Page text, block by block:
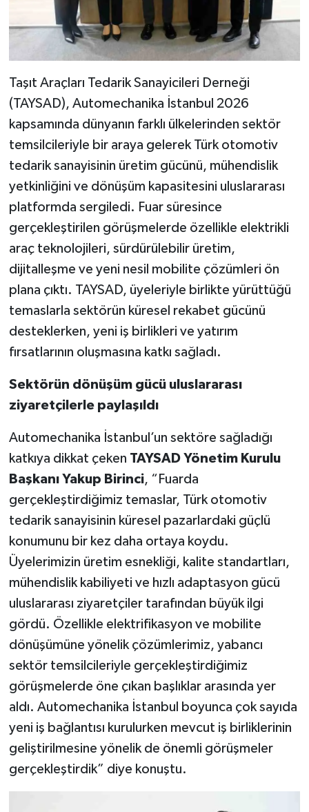
Taşıt Araçları Tedarik Sanayicileri Derneği
(TAYSAD), Automechanika İstanbul 2026
kapsamında dünyanın farklı ülkelerinden sektör
temsilcileriyle bir araya gelerek Türk otomotiv
tedarik sanayisinin üretim gücünü, mühendislik
yetkinliğini ve dönüşüm kapasitesini uluslararası
platformda sergiledi. Fuar süresince
gerçekleştirilen görüşmelerde özellikle elektrikli
araç teknolojileri, sürdürülebilir üretim,
dijitalleşme ve yeni nesil mobilite çözümleri ön
plana çıktı. TAYSAD, üyeleriyle birlikte yürüttüğü
temaslarla sektörün küresel rekabet gücünü
desteklerken, yeni iş birlikleri ve yatırım
fırsatlarının oluşmasına katkı sağladı.
Sektörün dönüşüm gücü uluslararası
ziyaretçilerle paylaşıldı
Automechanika İstanbul’un sektöre sağladığı
katkıya dikkat çeken TAYSAD Yönetim Kurulu
Başkanı Yakup Birinci, “Fuarda
gerçekleştirdiğimiz temaslar, Türk otomotiv
tedarik sanayisinin küresel pazarlardaki güçlü
konumunu bir kez daha ortaya koydu.
Üyelerimizin üretim esnekliği, kalite standartları,
mühendislik kabiliyeti ve hızlı adaptasyon gücü
uluslararası ziyaretçiler tarafından büyük ilgi
gördü. Özellikle elektrifikasyon ve mobilite
dönüşümüne yönelik çözümlerimiz, yabancı
sektör temsilcileriyle gerçekleştirdiğimiz
görüşmelerde öne çıkan başlıklar arasında yer
aldı. Automechanika İstanbul boyunca çok sayıda
yeni iş bağlantısı kurulurken mevcut iş birliklerinin
geliştirilmesine yönelik de önemli görüşmeler
gerçekleştirdik” diye konuştu.